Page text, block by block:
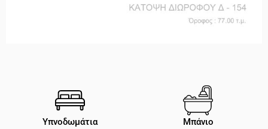
Υπνοδωμάτια
Μπάνιο